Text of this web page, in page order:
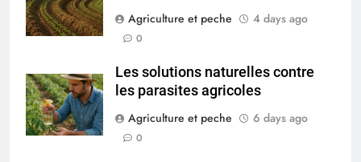
Agriculture et peche
4 days ago
0
Les solutions naturelles contre
les parasites agricoles
Agriculture et peche
6 days ago
0